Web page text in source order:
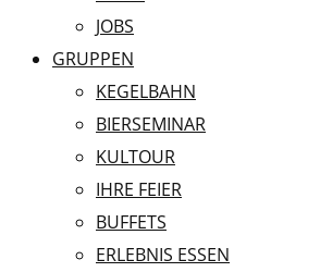
JOBS
GRUPPEN
KEGELBAHN
BIERSEMINAR
KULTOUR
IHRE FEIER
BUFFETS
ERLEBNIS ESSEN